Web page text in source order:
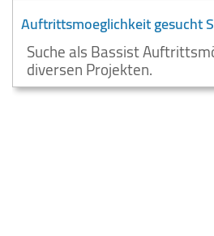
Auftrittsmoeglichkeit gesucht
Suche als Bassist
diversen Projekten.